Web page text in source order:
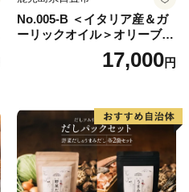
No.005-B ＜イタリア産＆ガ
ーリックオイル＞オリーブオ
イルセット(200ml×2本) 日置
市 特産品 調味料 油 エキスト
ブ】
17,000円